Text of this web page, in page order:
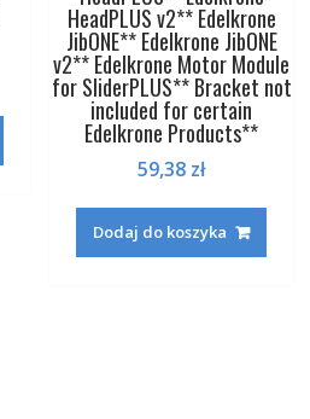
HeadPLUS v2** Edelkrone
JibONE** Edelkrone JibONE
v2** Edelkrone Motor Module
for SliderPLUS** Bracket not
included for certain
Edelkrone Products**
59,38 zł
Dodaj do koszyka